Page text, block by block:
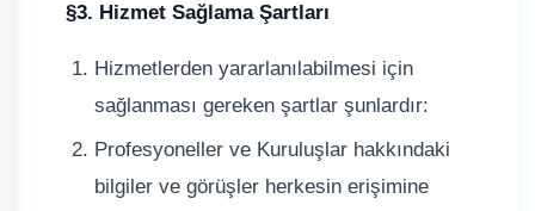
§3. Hizmet Sağlama Şartları
Hizmetlerden yararlanılabilmesi için
sağlanması gereken şartlar şunlardır:
Profesyoneller ve Kuruluşlar hakkındaki
bilgiler ve görüşler herkesin erişimine